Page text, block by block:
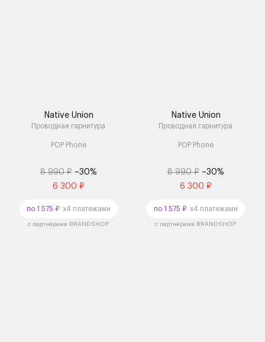
Native Union
Проводная гарнитура
POP Phone
8 990 ₽ –30%
6 300 ₽
по 1 575 ₽x4 платежами
с партнёрами BRANDSHOP
Native Union
Проводная гарнитура
POP Phone
8 990 ₽ –30%
6 300 ₽
по 1 575 ₽x4 платежами
с партнёрами BRANDSHOP